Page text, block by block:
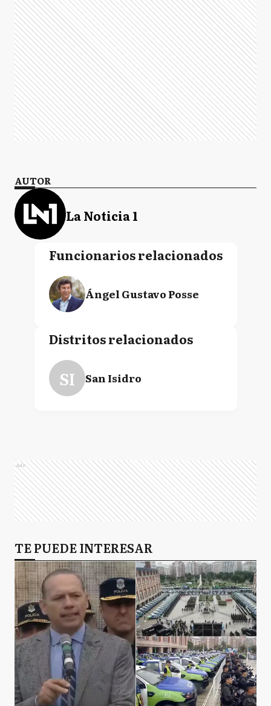
AUTOR
La Noticia 1
Funcionarios relacionados
Ángel Gustavo Posse
Distritos relacionados
SI San Isidro
Ads
TE PUEDE INTERESAR